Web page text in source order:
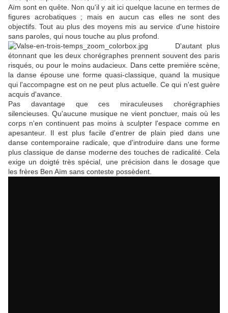
Aïm sont en quête. Non qu'il y ait ici quelque lacune en termes de
figures acrobatiques ; mais en aucun cas elles ne sont des
objectifs. Tout au plus des moyens mis au service d'une histoire
sans paroles, qui nous touche au plus profond.
D'autant plus
étonnant que les deux chorégraphes prennent souvent des paris
risqués, ou pour le moins audacieux. Dans cette première scène,
la danse épouse une forme quasi-classique, quand la musique
qui l'accompagne est on ne peut plus actuelle. Ce qui n'est guère
acquis d'avance.
Pas davantage que ces miraculeuses chorégraphies
silencieuses. Qu'aucune musique ne vient ponctuer, mais où les
corps n'en continuent pas moins à sculpter l'espace comme en
apesanteur. Il est plus facile d'entrer de plain pied dans une
danse contemporaine radicale, que d'introduire dans une forme
plus classique de danse moderne des touches de radicalité. Cela
exige un doigté très spécial, une précision dans le dosage que
les frères Ben Aïm sans conteste possèdent.